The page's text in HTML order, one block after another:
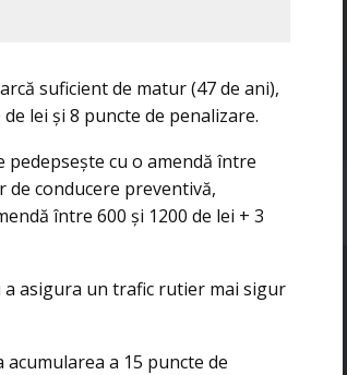
suficient de matur (47 de ani),
lei și 8 puncte de penalizare.
cu o amendă între
de conducere preventivă,
între 600 și 1200 de lei + 3
asigura un trafic rutier mai sigur
a 15 puncte de